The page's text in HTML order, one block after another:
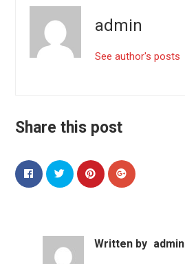
admin
See author's posts
Share this post
Written by admin